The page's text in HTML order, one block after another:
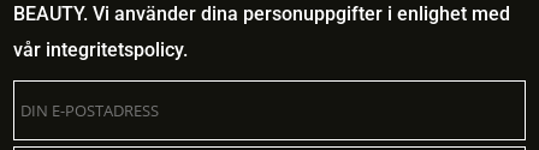
BEAUTY. Vi använder dina personuppgifter i enlighet med
vår integritetspolicy.